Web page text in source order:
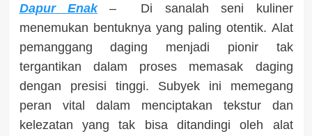
Dapur Enak– Di sanalah seni kuliner
menemukan bentuknya yang paling otentik. Alat
pemanggang daging menjadi pionir tak
tergantikan dalam proses memasak daging
dengan presisi tinggi. Subyek ini memegang
peran vital dalam menciptakan tekstur dan
kelezatan yang tak bisa ditandingi oleh alat